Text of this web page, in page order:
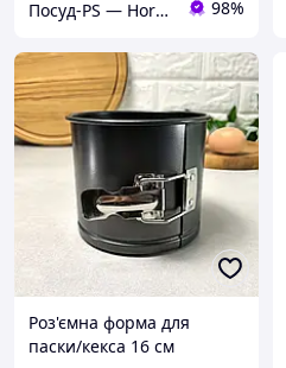
Посуд-PS — Horeca Посуд Подарунки 98%
Роз'ємна форма для
паски/кекса 16 см